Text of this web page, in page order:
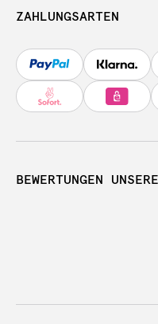
ZAHLUNGSARTEN
BEWERTUNGEN